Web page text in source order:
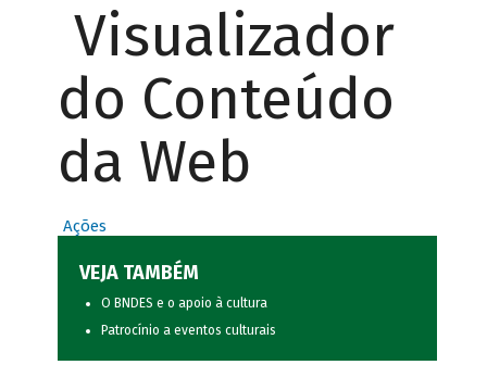
Visualizador
do Conteúdo
da Web
Ações
VEJA TAMBÉM
O BNDES e o apoio à cultura
Patrocínio a eventos culturais